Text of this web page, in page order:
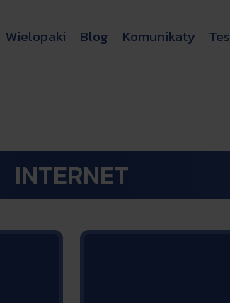
Wielopaki Blog Komunikaty
INTERNET